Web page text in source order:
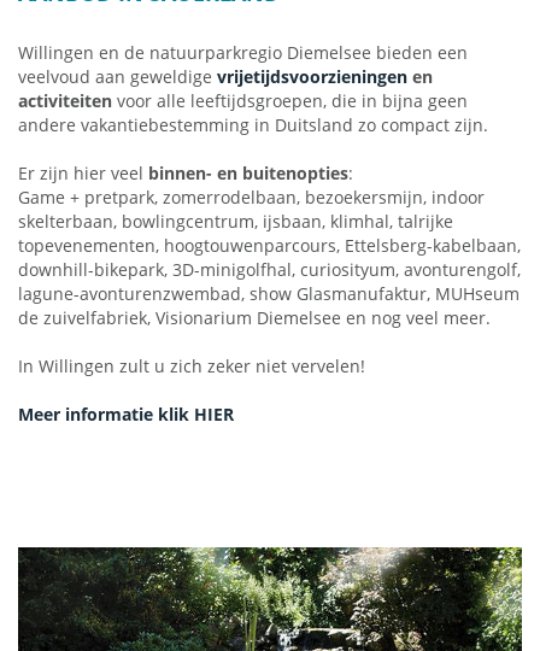
Worldcup Skispringen Willingen
Elk jaar komen meer dan 50.000 bezoekers naar het
schansspringevenement met het grootste aantal bezoekers
de winter in Willingen te gast is op de grootste grote
skischans ter wereld. Dan verandert de plek in een
feestgebeuren die ongeëvenaard is op internationale
sportevenementen.
Evenementenkalender klik HIER
Willingen en de natuurparkregio Diemelsee bieden een
veelvoud aan geweldige vrijetijdsvoorzieningen en
activiteiten voor alle leeftijdsgroepen, die in bijna geen
andere vakantiebestemming in Duitsland zo compact zijn.
Er zijn hier veel binnen- en buitenopties:
Game + pretpark, zomerrodelbaan, bezoekersmijn, indoor
skelterbaan, bowlingcentrum, ijsbaan, klimhal, talrijke
topevenementen, hoogtouwenparcours, Ettelsberg-kabelbaan,
downhill-bikepark, 3D-minigolfhal, curiosityum, avonturengolf,
lagune-avonturenzwembad, show Glasmanufaktur, MUHseum
de zuivelfabriek, Visionarium Diemelsee en nog veel meer.
In Willingen zult u zich zeker niet vervelen!
Meer informatie klik HIER